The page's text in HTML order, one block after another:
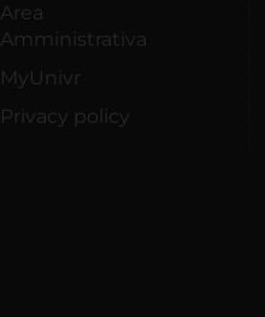
Area
Amministrativa
MyUnivr
Privacy policy